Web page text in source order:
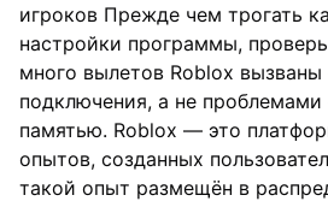
игроков Прежде чем трогать
настройки программы,
много вылетов Roblox
подключения, а не
памятью. Roblox — это
опытов, созданных
такой опыт размещён в